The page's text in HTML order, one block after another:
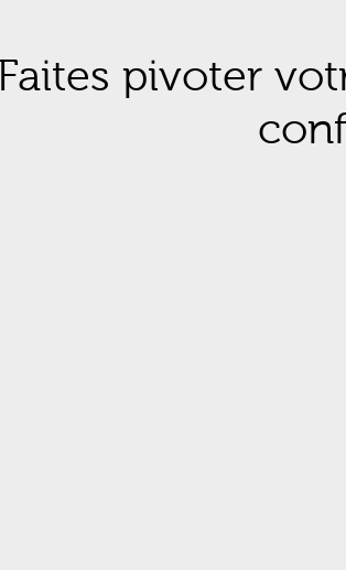
Faites pivoter